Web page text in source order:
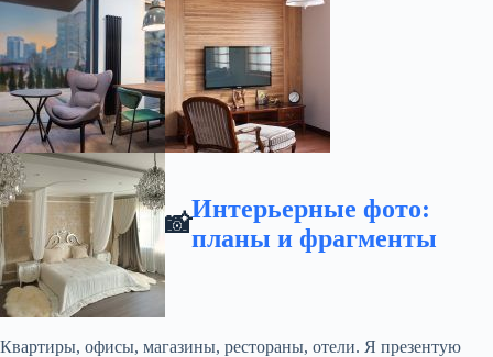
📸
Интерьерные фото:
планы и фрагменты
Квартиры, офисы, магазины, рестораны, отели. Я презентую